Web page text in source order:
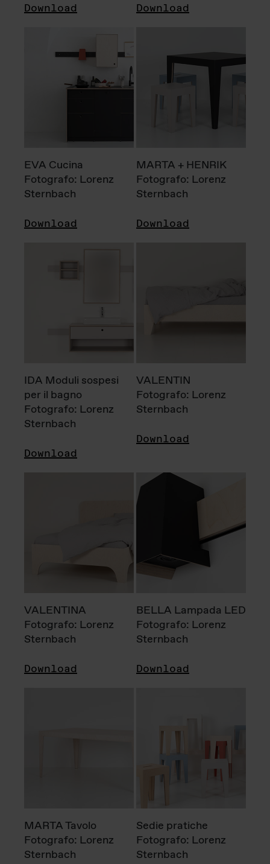
Download Download
EVA Cucina
Fotografo: Lorenz
Sternbach
Download
MARTA + HENRIK
Fotografo: Lorenz
Sternbach
Download
IDA Moduli sospesi
per il bagno
Fotografo: Lorenz
Sternbach
Download
VALENTIN
Fotografo: Lorenz
Sternbach
Download
VALENTINA
Fotografo: Lorenz
Sternbach
Download
BELLA Lampada LED
Fotografo: Lorenz
Sternbach
Download
MARTA Tavolo
Fotografo: Lorenz
Sternbach
Sedie pratiche
Fotografo: Lorenz
Sternbach